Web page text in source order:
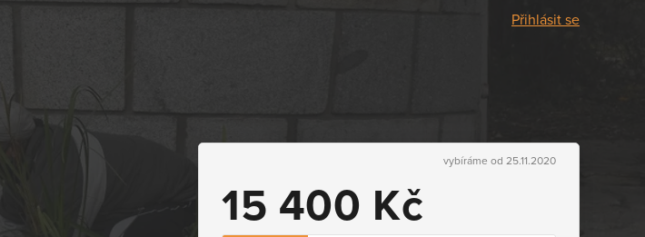
Přihlásit se
vybíráme od 25.11.2020
15 400 Kč